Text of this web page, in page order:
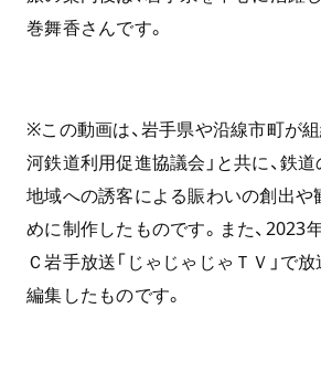
巻舞香さんです。
※この動画は、岩手県や沿線市町が
河鉄道利用促進協議会」と共に、鉄
地域への誘客による賑わいの創出や
めに制作したものです。また、2023
Ｃ岩手放送「じゃじゃじゃＴＶ」で
編集したものです。